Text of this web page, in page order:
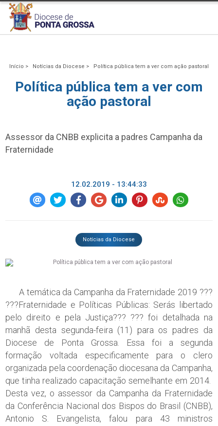
Início > Notícias da Diocese > Política pública tem a ver com ação pastoral
Política pública tem a ver com
ação pastoral
Assessor da CNBB explicita a padres Campanha da
Fraternidade
12.02.2019 - 13:44:33
Notícias da Diocese
A temática da Campanha da Fraternidade 2019 ???
???Fraternidade e Políticas Públicas: Serás libertado
pelo direito e pela Justiça??? ??? foi detalhada na
manhã desta segunda-feira (11) para os padres da
Diocese de Ponta Grossa. Essa foi a segunda
formação voltada especificamente para o clero
organizada pela coordenação diocesana da Campanha,
que tinha realizado capacitação semelhante em 2014.
Desta vez, o assessor da Campanha da Fraternidade
da Conferência Nacional dos Bispos do Brasil (CNBB),
Antonio S. Evangelista, falou para 43 ministros